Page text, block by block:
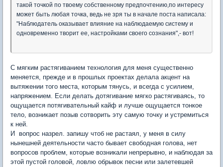
такой точкой по твоему собственному предпочтению,по интересу
может быть любая точка, ведь не зря ты в начале поста написала:
"Наблюдатель оказывает влияние на наблюдаемую систему и
одновременно творит ее, настройками своего сознания",- вот!
С мягким растягиванием технология для меня существенно
меняется, прежде и в прошлых проектах делала акцент на
вытяжении того места, которым тянусь, и всегда с усилием,
напряжением. Если делать дотягивание мягко растягиваясь, то
ощущается потягивательный кайф и лучше ощущается тонкое
тело, возникает позыв сотворить эту самую точку и устремиться
к ней.
И вопрос назрел. запишу чтоб не растаял, у меня в силу
нынешней деятельности часто бывает свободная голова, нет
вопросов проблем, которые возникали непрерывно, и наблюдая за
этой пустой головой, ловлю обрывок песни или залетевшей